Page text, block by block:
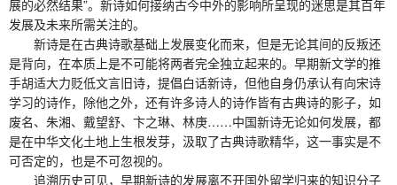
展的必然结果”。新诗如何接纳古今中外的影响所呈现的迷思是其百年
发展及未来所需关注的。
新诗是在古典诗歌基础上发展变化而来，但是无论其间的反叛还
是背向，在本质上是不可能将两者完全独立起来的。早期新文学的推
手胡适大力贬低文言旧诗，提倡白话新诗，但他自身仍承认有向宋诗
学习的诗作，除他之外，还有许多诗人的诗作皆有古典诗的影子，如
废名、朱湘、戴望舒、卞之琳、林庚……中国新诗无论如何发展，都
是在中华文化土地上生根发芽，汲取了古典诗歌精华，这一事实是不
可否定的，也是不可忽视的。
追溯历史可见，早期新诗的发展离不开国外留学归来的知识分子